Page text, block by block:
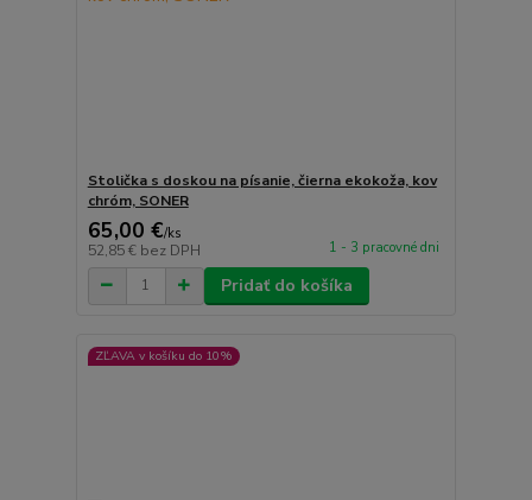
Stolička s doskou na písanie, čierna ekokoža, kov
chróm, SONER
65,00 €/ks
52,85 € bez DPH 1 - 3 pracovné dni
Pridať do košíka
ZĽAVA v košíku do 10%